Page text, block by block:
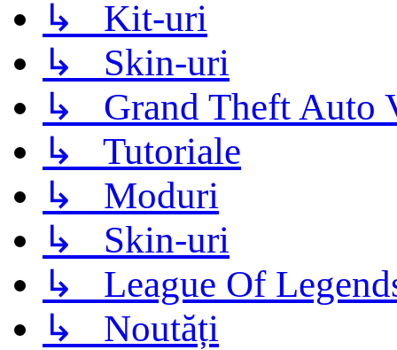
↳ Kit-uri
↳ Skin-uri
↳ Grand Theft Auto
↳ Tutoriale
↳ Moduri
↳ Skin-uri
↳ League Of
↳ Noutăți